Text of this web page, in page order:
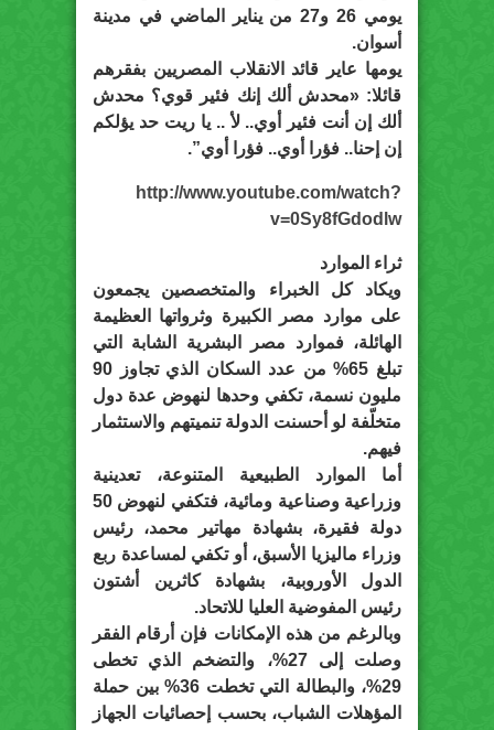
يومي 26 و27 من يناير الماضي في مدينة
أسوان.
يومها عاير قائد الانقلاب المصريين بفقرهم
قائلا: «محدش ألك إنك فئير قوي؟ محدش
ألك إن أنت فئير أوي.. لأ .. يا ريت حد يؤلكم
إن إحنا.. فؤرا أوي.. فؤرا أوي”.
http://www.youtube.com/watch?
v=0Sy8fGdodlw
ثراء الموارد
ويكاد كل الخبراء والمتخصصين يجمعون
على موارد مصر الكبيرة وثرواتها العظيمة
الهائلة، فموارد مصر البشرية الشابة التي
تبلغ 65% من عدد السكان الذي تجاوز 90
مليون نسمة، تكفي وحدها لنهوض عدة دول
متخلّفة لو أحسنت الدولة تنميتهم والاستثمار
فيهم.
أما الموارد الطبيعية المتنوعة، تعدينية
وزراعية وصناعية ومائية، فتكفي لنهوض 50
دولة فقيرة، بشهادة مهاتير محمد، رئيس
وزراء ماليزيا الأسبق، أو تكفي لمساعدة ربع
الدول الأوروبية، بشهادة كاثرين أشتون
رئيس المفوضية العليا للاتحاد.
وبالرغم من هذه الإمكانات فإن أرقام الفقر
وصلت إلى 27%، والتضخم الذي تخطى
29%، والبطالة التي تخطت 36% بين حملة
المؤهلات الشباب، بحسب إحصائيات الجهاز